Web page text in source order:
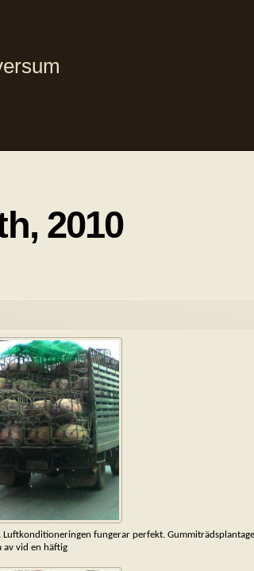
2010
fungerar perfekt.
av vid en häftig